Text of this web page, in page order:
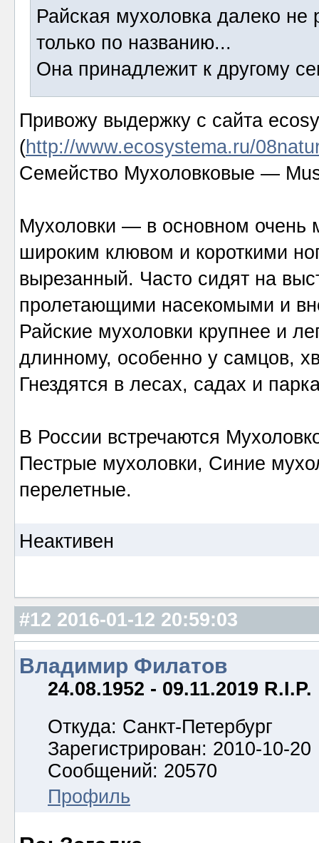
Райская мухоловка далеко не
только по названию...
Она принадлежит к другому
Привожу выдержку с сайта
(http://www.ecosystema.ru/
Семейство Мухоловковые —
Мухоловки — в основном очень
широким клювом и короткими
вырезанный. Часто сидят на
пролетающими насекомыми и
Райские мухоловки крупнее и
длинному, особенно у самцов,
Гнездятся в лесах, садах и
В России встречаются
Пестрые мухоловки, Синие
перелетные.
Неактивен
#12 2016-01-12 20:59:03
Владимир Филатов
24.08.1952 - 09.11.2019 R.I.P.
Откуда: Санкт-Петербург
Зарегистрирован: 2010-10-20
Сообщений: 20570
Профиль